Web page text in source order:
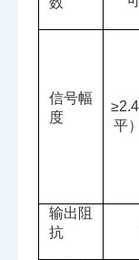
信号幅
度
≥
平）
输出阻
抗